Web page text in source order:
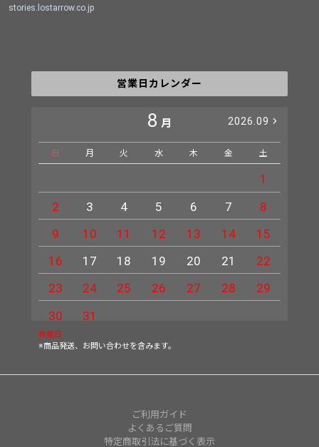
stories.lostarrow.co.jp
営業日カレンダー
8 月 2026.09
日 月 火 水 木 金 土
1
2
3 4 5 6 7
8
9
10 11 12 13 14
15
16
17 18 19 20 21
22
23
24 25 26 27 28
29
30
31
休業日
※商品発送、お問い合わせを含みます。
ご利用ガイド
よくあるご質問
特定商取引法に基づく表示